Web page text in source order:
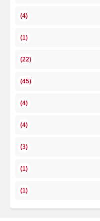
(4)
(1)
(22)
(45)
(4)
(4)
(3)
(1)
(1)